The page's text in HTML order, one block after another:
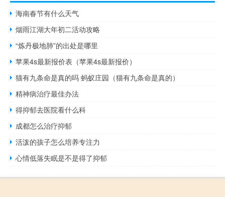
海南春节有什么天气
烟雨江湖大年初二活动攻略
“炼丹极地肺”的出处是哪里
苹果4s最新报价表（苹果4s最新报价）
猫有九条命是真的吗 蚂蚁庄园（猫有九条命是真的）
精神病治疗最佳办法
得抑郁去医院看什么科
成都怎么治疗抑郁
活泼的孩子怎么培养专注力
心情低落失眠是不是得了抑郁